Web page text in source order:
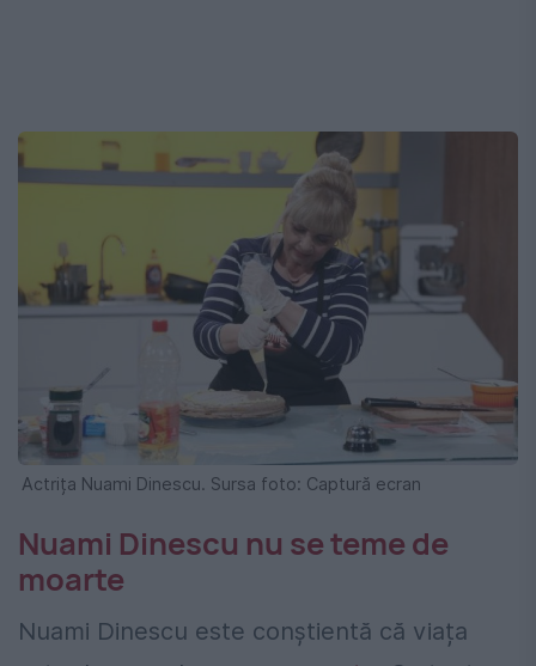
Actrița Nuami Dinescu. Sursa foto: Captură ecran
Nuami Dinescu nu se teme de
moarte
Nuami Dinescu este conștientă că viața